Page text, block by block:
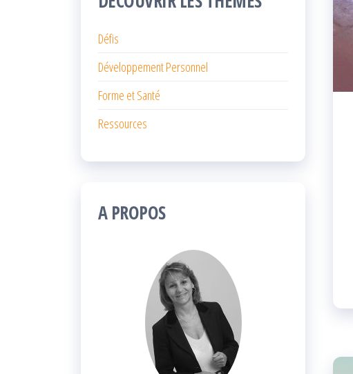
Défis
Développement Personnel
Forme et Santé
Ressources
A PROPOS